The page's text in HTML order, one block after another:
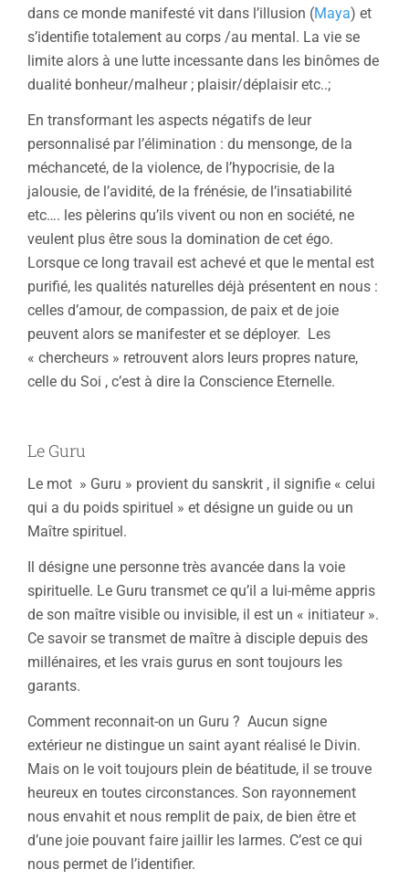
dans ce monde manifesté vit dans l’illusion (Maya) et
s’identifie totalement au corps /au mental. La vie se
limite alors à une lutte incessante dans les binômes de
dualité bonheur/malheur ; plaisir/déplaisir etc..;
En transformant les aspects négatifs de leur
personnalisé par l’élimination : du mensonge, de la
méchanceté, de la violence, de l’hypocrisie, de la
jalousie, de l’avidité, de la frénésie, de l’insatiabilité
etc…. les pèlerins qu’ils vivent ou non en société, ne
veulent plus être sous la domination de cet égo.
Lorsque ce long travail est achevé et que le mental est
purifié, les qualités naturelles déjà présentent en nous :
celles d’amour, de compassion, de paix et de joie
peuvent alors se manifester et se déployer. Les
« chercheurs » retrouvent alors leurs propres nature,
celle du Soi , c’est à dire la Conscience Eternelle.
Le Guru
Le mot » Guru » provient du sanskrit , il signifie « celui
qui a du poids spirituel » et désigne un guide ou un
Maître spirituel.
Il désigne une personne très avancée dans la voie
spirituelle. Le Guru transmet ce qu’il a lui-même appris
de son maître visible ou invisible, il est un « initiateur ».
Ce savoir se transmet de maître à disciple depuis des
millénaires, et les vrais gurus en sont toujours les
garants.
Comment reconnait-on un Guru ? Aucun signe
extérieur ne distingue un saint ayant réalisé le Divin.
Mais on le voit toujours plein de béatitude, il se trouve
heureux en toutes circonstances. Son rayonnement
nous envahit et nous remplit de paix, de bien être et
d’une joie pouvant faire jaillir les larmes. C’est ce qui
nous permet de l’identifier.